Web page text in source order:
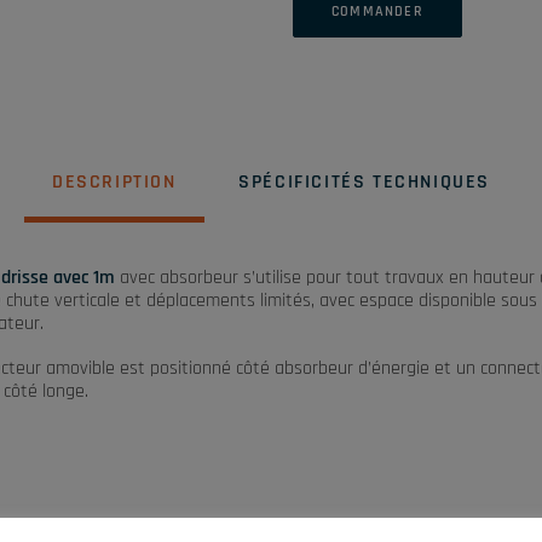
COMMANDER
DESCRIPTION SPÉCIFICITÉS TECHNIQUES
avec 1m avec absorbeur s’utilise pour tout travaux en hauteur
chute verticale et déplacements limités, avec espace disponible sous
amovible est positionné côté absorbeur d’énergie et un
longe.